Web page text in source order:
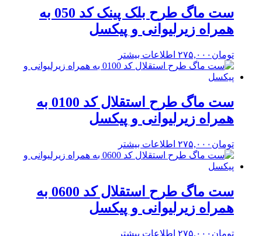
ست ماگ طرح بلک پینک کد 050 به
همراه زیرلیوانی و پیکسل
تومان ۲۷۵,۰۰۰ اطلاعات بیشتر
ست ماگ طرح استقلال کد 0100 به
همراه زیرلیوانی و پیکسل
تومان ۲۷۵,۰۰۰ اطلاعات بیشتر
ست ماگ طرح استقلال کد 0600 به
همراه زیرلیوانی و پیکسل
تومان ۲۷۵,۰۰۰ اطلاعات بیشتر